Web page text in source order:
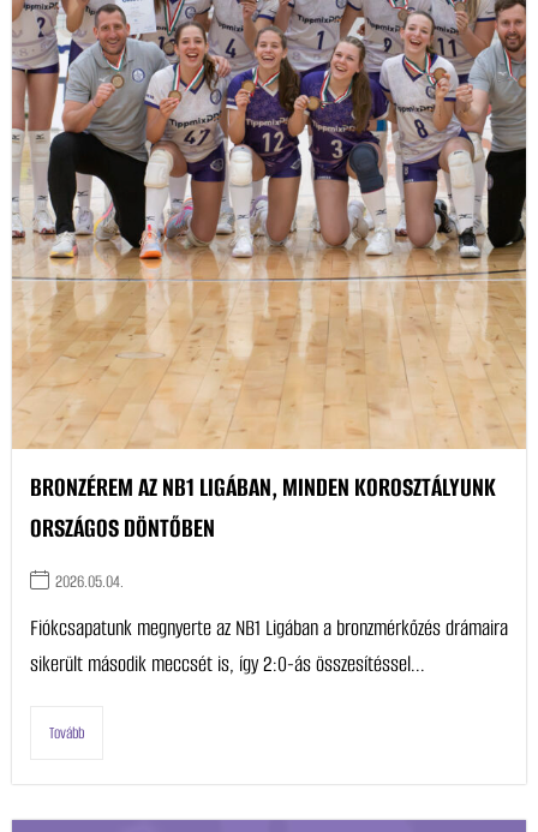
BRONZÉREM AZ NB1 LIGÁBAN, MINDEN KOROSZTÁLYUNK
ORSZÁGOS DÖNTŐBEN
2026.05.04.
Fiókcsapatunk megnyerte az NB1 Ligában a bronzmérkőzés drámaira
sikerült második meccsét is, így 2:0-ás összesítéssel...
Tovább